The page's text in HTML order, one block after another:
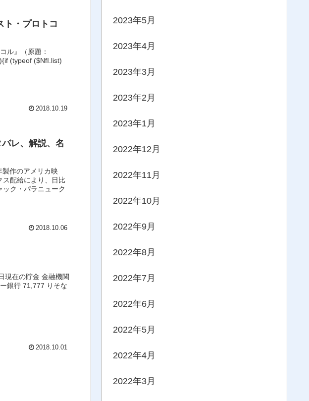
ト・プロトコ
ル』（原題：
(typeof ($NfI.list)
2018.10.19
レ、解説、名
製作のアメリカ映
ク・パラニューク
2018.10.06
貯金 金融機関
2018.10.01
2023年5月
2023年4月
2023年3月
2023年2月
2023年1月
2022年12月
2022年11月
2022年10月
2022年9月
2022年8月
2022年7月
2022年6月
2022年5月
2022年4月
2022年3月